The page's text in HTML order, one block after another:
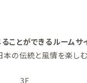
ことができるルームサ
本の伝統と風情を楽しむ
3F